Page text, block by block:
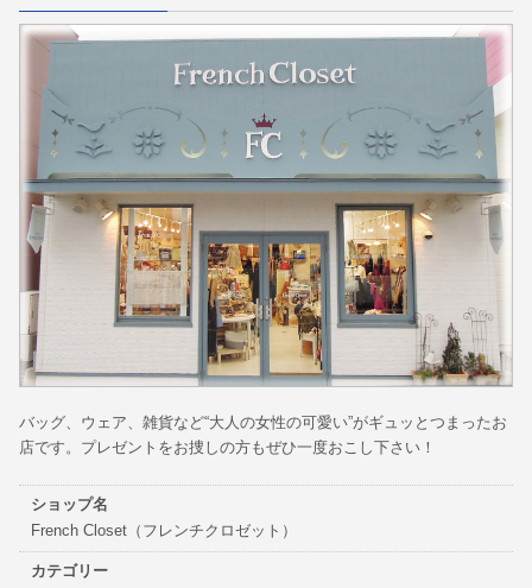
バッグ、ウェア、雑貨など“大人の女性の可愛い”がギュッとつまったお
店です。プレゼントをお捜しの方もぜひ一度おこし下さい！
ショップ名
French Closet（フレンチクロゼット）
カテゴリー